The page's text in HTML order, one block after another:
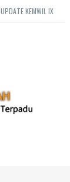
UPDATE KEMWIL IX